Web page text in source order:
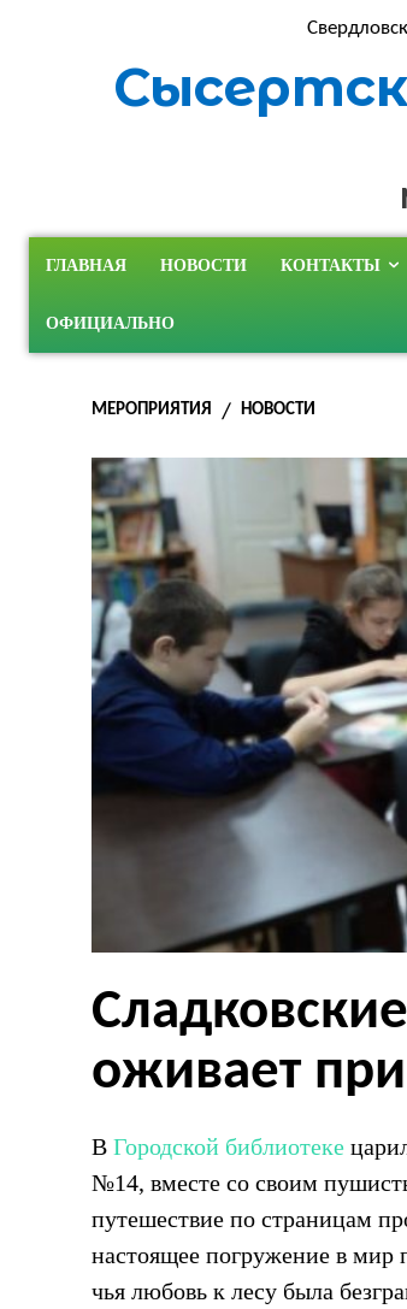
ГЛАВНАЯ НОВОСТИ КОНТАКТЫ
ОФИЦИАЛЬНО
МЕРОПРИЯТИЯ НОВОСТИ
оживает
В Городской библиотеке
№14, вместе со своим
путешествие по страницам
настоящее погружение в мир
чья любовь к лесу была